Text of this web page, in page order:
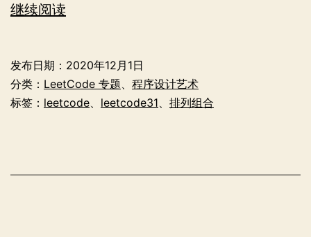
继续阅读
Permutation
解
绍
发布日期： 2020年12月1日
分类： LeetCode 专题
程序设计艺术
标签： leetcode leetcode31 排列组合